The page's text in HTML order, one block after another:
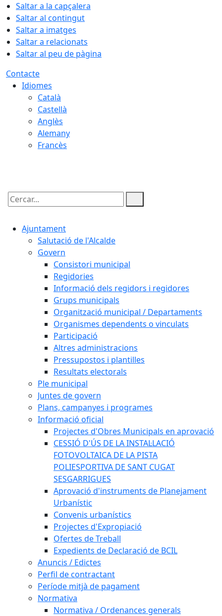
Saltar a la capçalera
Saltar al contingut
Saltar a imatges
Saltar a relacionats
Saltar al peu de pàgina
Contacte
Idiomes
Català
Castellà
Anglès
Alemany
Francès
Cercar:
Ajuntament
Salutació de l'Alcalde
Govern
Consistori municipal
Regidories
Informació dels regidors i regidores
Grups municipals
Organització municipal / Departaments
Organismes dependents o vinculats
Participació
Altres administracions
Pressupostos i plantilles
Resultats electorals
Ple municipal
Juntes de govern
Plans, campanyes i programes
Informació oficial
Projectes d'Obres Municipals en aprovació
CESSIÓ D'ÚS DE LA INSTAL·LACIÓ
FOTOVOLTAICA DE LA PISTA
POLIESPORTIVA DE SANT CUGAT
SESGARRIGUES
Aprovació d'instruments de Planejament
Urbanístic
Convenis urbanístics
Projectes d'Expropiació
Ofertes de Treball
Expedients de Declaració de BCIL
Anuncis / Edictes
Perfil de contractant
Període mitjà de pagament
Normativa
Normativa / Ordenances generals